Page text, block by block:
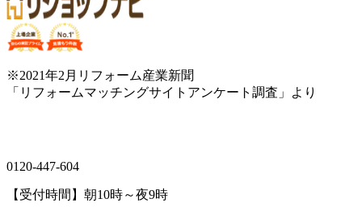
※2021年2月リフォーム産業新聞
「リフォームマッチングサイトアンケート調査」より
0120-447-604
【受付時間】朝10時～夜9時